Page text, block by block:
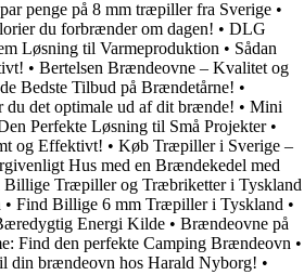
penge på 8 mm træpiller fra Sverige •
du forbrænder om dagen! • DLG
Løsning til Varmeproduktion • Sådan
• Bertelsen Brændeovne – Kvalitet og
Bedste Tilbud på Brændetårne! •
du det optimale ud af dit brænde! • Mini
Perfekte Løsning til Små Projekter•
og Effektivt! • Køb Træpiller i Sverige –
Hus med en Brændekedel med
Billige Træpiller og Træbriketter i Tyskland
• Find Billige 6 mm Træpiller i Tyskland •
Energi Kilde • Brændeovne på
Find den perfekte Camping Brændeovn •
din brændeovn hos Harald Nyborg! •